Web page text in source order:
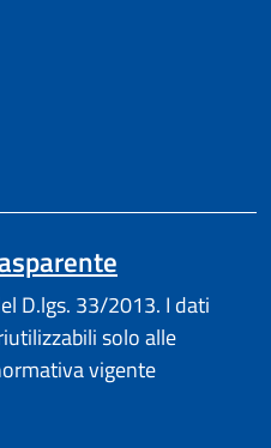
D.lgs. 33/2013. I dati
solo alle
vigente